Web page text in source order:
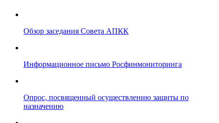
Обзор заседания Совета АПКК
Информационное письмо Росфинмониторинга
Опрос, посвященный осуществлению защиты по
назначению